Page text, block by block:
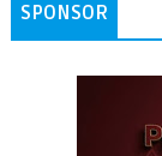
SPONSOR